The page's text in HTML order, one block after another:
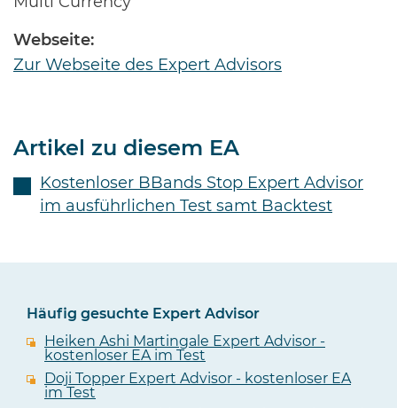
Webseite:
Zur Webseite des Expert Advisors
Artikel zu diesem EA
Kostenloser BBands Stop Expert Advisor
im ausführlichen Test samt Backtest
Häufig gesuchte Expert Advisor
Heiken Ashi Martingale Expert Advisor -
kostenloser EA im Test
Doji Topper Expert Advisor - kostenloser EA
im Test